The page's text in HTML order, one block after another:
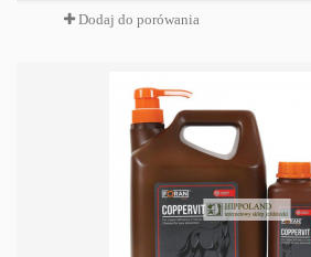
Dodaj do porówania